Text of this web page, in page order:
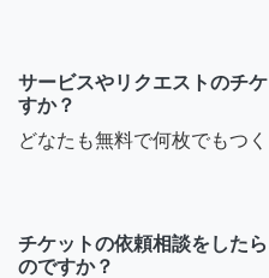
サービスやリクエストのチ
すか？
どなたも無料で何枚でもつ
チケットの依頼相談をした
のですか？